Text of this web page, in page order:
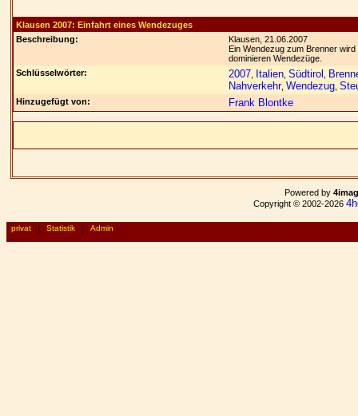
Klausen 2007: Einfahrt eines Wendezuges
Beschreibung:
Klausen, 21.06.2007
Ein Wendezug zum Brenner
dominieren Wendezüge.
Schlüsselwörter:
2007 Italien Südtirol
Nahverkehr, Wendezug
Hinzugefügt von: Frank Blontke
Powered by
Copyright © 2002-2026
privat | Statistik | Admin